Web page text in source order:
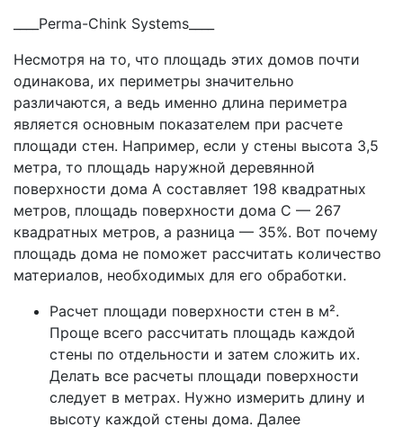
____Perma-Chink Systems____
Несмотря на то, что площадь этих домов почти
одинакова, их периметры значительно
различаются, а ведь именно длина периметра
является основным показателем при расчете
площади стен. Например, если у стены высота 3,5
метра, то площадь наружной деревянной
поверхности дома А составляет 198 квадратных
метров, площадь поверхности дома C — 267
квадратных метров, а разница — 35%. Вот почему
площадь дома не поможет рассчитать количество
материалов, необходимых для его обработки.
Расчет площади поверхности стен в м².
Проще всего рассчитать площадь каждой
стены по отдельности и затем сложить их.
Делать все расчеты площади поверхности
следует в метрах. Нужно измерить длину и
высоту каждой стены дома. Далее